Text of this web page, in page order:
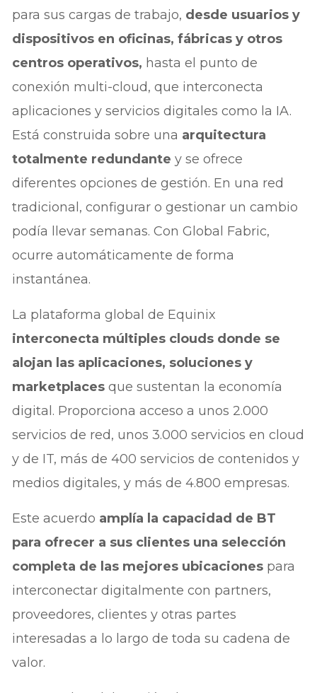
para sus cargas de trabajo, desde usuarios y
dispositivos en oficinas, fábricas y otros
centros operativos, hasta el punto de
conexión multi-cloud, que interconecta
aplicaciones y servicios digitales como la IA.
Está construida sobre una arquitectura
totalmente redundantey se ofrece
diferentes opciones de gestión. En una red
tradicional, configurar o gestionar un cambio
podía llevar semanas. Con Global Fabric,
ocurre automáticamente de forma
instantánea.
La plataforma global de Equinix
interconecta múltiples clouds donde se
alojan las aplicaciones, soluciones y
marketplaces que sustentan la economía
digital. Proporciona acceso a unos 2.000
servicios de red, unos 3.000 servicios en cloud
y de IT, más de 400 servicios de contenidos y
medios digitales, y más de 4.800 empresas.
Este acuerdo amplía la capacidad de BT
para ofrecer a sus clientes una selección
completa de las mejores ubicaciones para
interconectar digitalmente con partners,
proveedores, clientes y otras partes
interesadas a lo largo de toda su cadena de
valor.